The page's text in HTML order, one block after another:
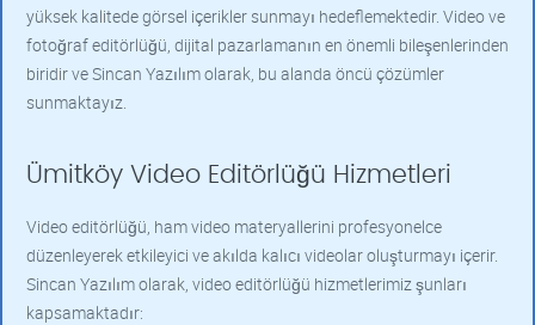
yüksek kalitede görsel içerikler sunmayı hedeflemektedir. Video ve
fotoğraf editörlüğü, dijital pazarlamanın en önemli bileşenlerinden
biridir ve Sincan Yazılım olarak, bu alanda öncü çözümler
sunmaktayız.
Ümitköy Video Editörlüğü Hizmetleri
Video editörlüğü, ham video materyallerini profesyonelce
düzenleyerek etkileyici ve akılda kalıcı videolar oluşturmayı içerir.
Sincan Yazılım olarak, video editörlüğü hizmetlerimiz şunları
kapsamaktadır: